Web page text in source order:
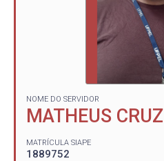
NOME DO SERVIDOR
MATHEUS CRUZ
MATRÍCULA SIAPE
1889752